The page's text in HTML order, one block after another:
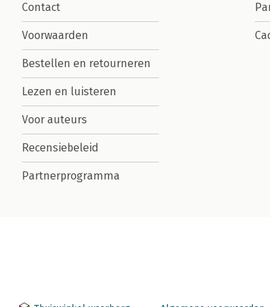
Contact
Voorwaarden
Bestellen en retourneren
Lezen en luisteren
Voor auteurs
Recensiebeleid
Partnerprogramma